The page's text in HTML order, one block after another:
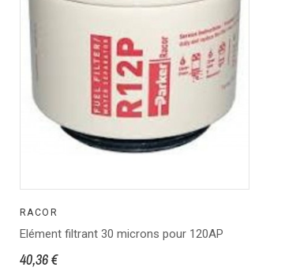
RACOR
Elément filtrant 30 microns pour 120AP
40,36 €